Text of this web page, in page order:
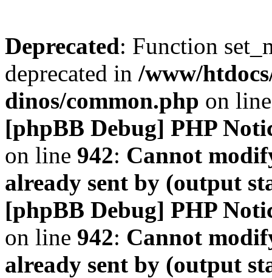
Deprecated: Function
deprecated in /www/
dinos/common.php on
[phpBB Debug] PHP
on line 942: Cannot
already sent by (output
[phpBB Debug] PHP
on line 942: Cannot
already sent by (output